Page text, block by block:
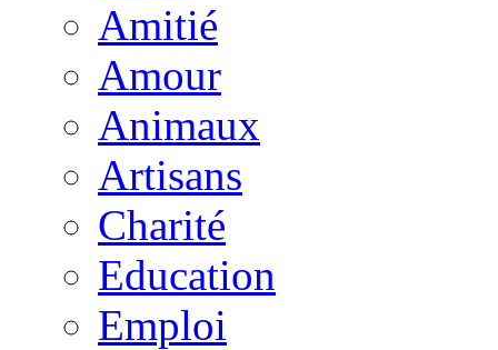
Amitié
Amour
Animaux
Artisans
Charité
Education
Emploi